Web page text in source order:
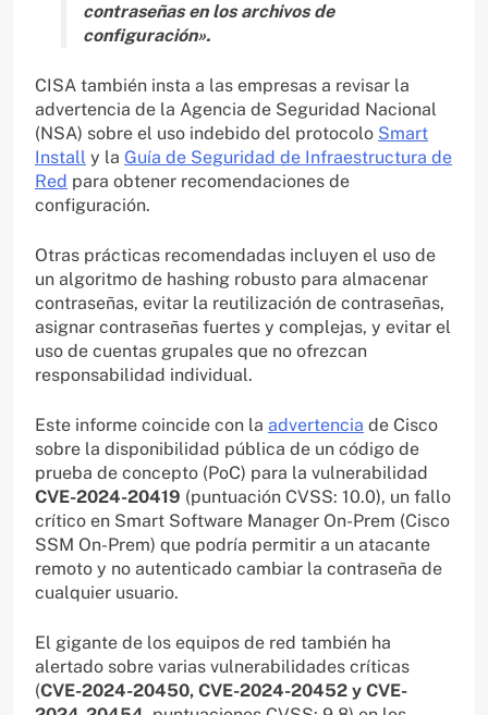
contraseñas en los archivos de
configuración».
CISA también insta a las empresas a revisar la
advertencia de la Agencia de Seguridad Nacional
(NSA) sobre el uso indebido del protocolo Smart
Install y la Guía de Seguridad de Infraestructura de
Red para obtener recomendaciones de
configuración.
Otras prácticas recomendadas incluyen el uso de
un algoritmo de hashing robusto para almacenar
contraseñas, evitar la reutilización de contraseñas,
asignar contraseñas fuertes y complejas, y evitar el
uso de cuentas grupales que no ofrezcan
responsabilidad individual.
Este informe coincide con la advertencia de Cisco
sobre la disponibilidad pública de un código de
prueba de concepto (PoC) para la vulnerabilidad
CVE-2024-20419 (puntuación CVSS: 10.0), un fallo
crítico en Smart Software Manager On-Prem (Cisco
SSM On-Prem) que podría permitir a un atacante
remoto y no autenticado cambiar la contraseña de
cualquier usuario.
El gigante de los equipos de red también ha
alertado sobre varias vulnerabilidades críticas
(CVE-2024-20450, CVE-2024-20452 y CVE-